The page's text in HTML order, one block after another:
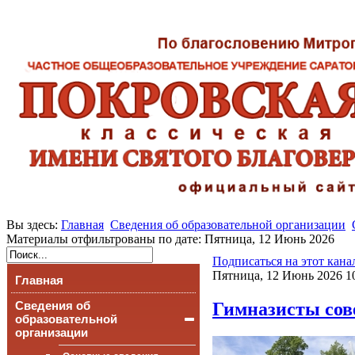
Вы здесь: Главная Сведения об образовательной организации
Материалы отфильтрованы по дате: Пятница, 12 Июнь 2026
Главная
Сведения об
образовательной
организации
Подписаться на этот
Пятница, 12 Июнь 2026
Гимназисты